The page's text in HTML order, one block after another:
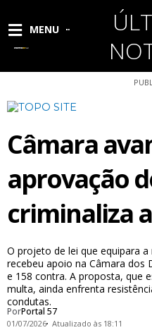
MENU
Câmara
aprovação
criminaliza
O projeto de lei que equipara
recebeu apoio na Câmara
e 158 contra. A proposta, que
multa, ainda enfrenta
condutas.
PorPortal 57
01/07/2026 Atualizado às 18:11